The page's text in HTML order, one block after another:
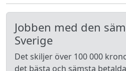
Jobben med den
Sverige
Det skiljer över 100 000
det bästa och sämsta